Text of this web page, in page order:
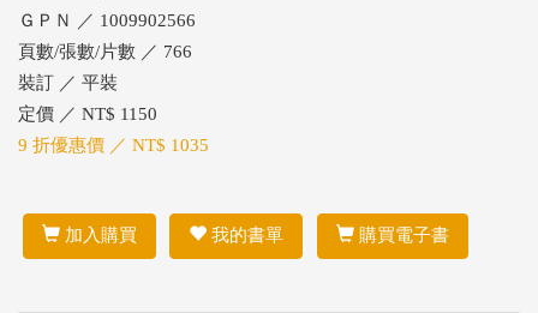
ＧＰＮ ／ 1009902566
頁數/張數/片數 ／ 766
裝訂 ／ 平裝
定價 ／ NT$ 1150
9 折優惠價 ／ NT$ 1035
加入購買 我的書單 購買電子書